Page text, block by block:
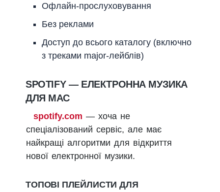
Офлайн-прослуховування
Без реклами
Доступ до всього каталогу (включно
з треками major-лейблів)
SPOTIFY — ЕЛЕКТРОННА МУЗИКА
ДЛЯ МАС
spotify.com — хоча не
спеціалізований сервіс, але має
найкращі алгоритми для відкриття
нової електронної музики.
ТОПОВІ ПЛЕЙЛИСТИ ДЛЯ